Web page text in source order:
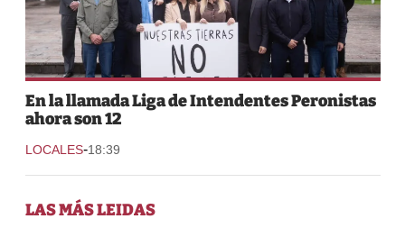
En la llamada Liga de Intendentes Peronistas
ahora son 12
LOCALES-18:39
LAS MÁS LEIDAS